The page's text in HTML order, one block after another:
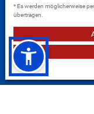
* Es werden möglicherweise
übertragen.